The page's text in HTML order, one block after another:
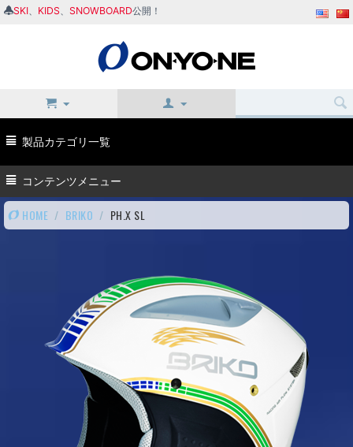
SKI KIDS SNOWBOARD公開！
製品カテゴリ一覧
コンテンツメニュー
HOME / BRIKO / PH.X SL